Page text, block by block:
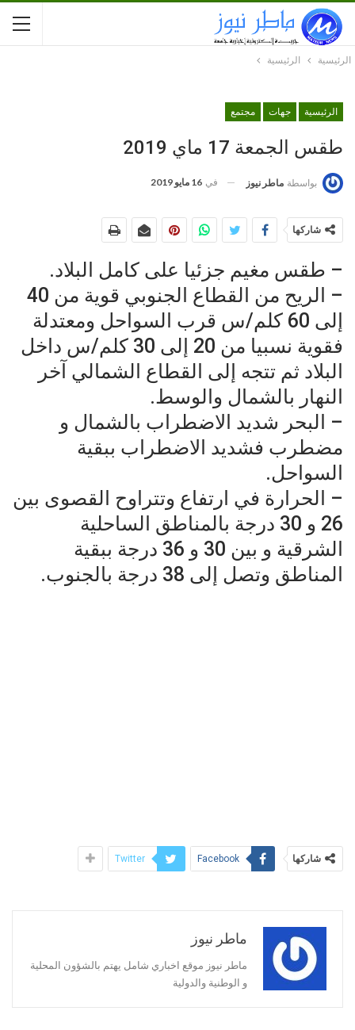
الرئيسية الرئيسية
الرئيسية جهات مجتمع
طقس الجمعة 17 ماي 2019
بواسطة ماطر نيوز في 16 مايو 2019
شاركها
– طقس مغيم جزئيا على كامل البلاد.
– الريح من القطاع الجنوبي قوية من 40
إلى 60 كلم/س قرب السواحل ومعتدلة
فقوية نسبيا من 20 إلى 30 كلم/س داخل
البلاد ثم تتجه إلى القطاع الشمالي آخر
النهار بالشمال والوسط.
– البحر شديد الاضطراب بالشمال و
مضطرب فشديد الاضطراب ببقية
السواحل.
– الحرارة في ارتفاع وتتراوح القصوى بين
26 و 30 درجة بالمناطق الساحلية
الشرقية و بين 30 و 36 درجة ببقية
المناطق وتصل إلى 38 درجة بالجنوب.
شاركها Facebook
Twitter
ماطر نيوز
ماطر نيوز موقع اخباري شامل يهتم بالشؤون المحلية
و الوطنية والدولية